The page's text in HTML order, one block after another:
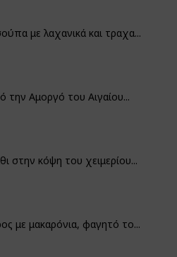
με λαχανικά και τραχα...
την Αμοργό του Αιγαίου...
στην κόψη του χειμερίου...
με μακαρόνια, φαγητό το...